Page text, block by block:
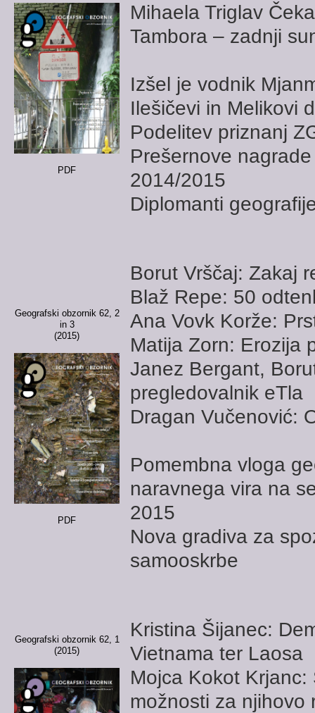
PDF
Mihaela Triglav
Tambora – zadnji
Izšel je vodnik
Ilešičevi in Melikovi
Podelitev priznanj
Prešernove
2014/2015
Diplomanti
Geografski obzornik 62, 2
in 3
(2015)
PDF
Borut Vrščaj: Zakaj
Blaž Repe: 50
Ana Vovk Korže:
Matija Zorn: Erozija
Janez Bergant,
pregledovalnik eTla
Dragan Vučenović:
Pomembna vloga
naravnega vira na
2015
Nova gradiva za
samooskrbe
Geografski obzornik 62, 1
(2015)
Kristina Šijanec:
Vietnama ter Laosa
Mojca Kokot
možnosti za njihovo